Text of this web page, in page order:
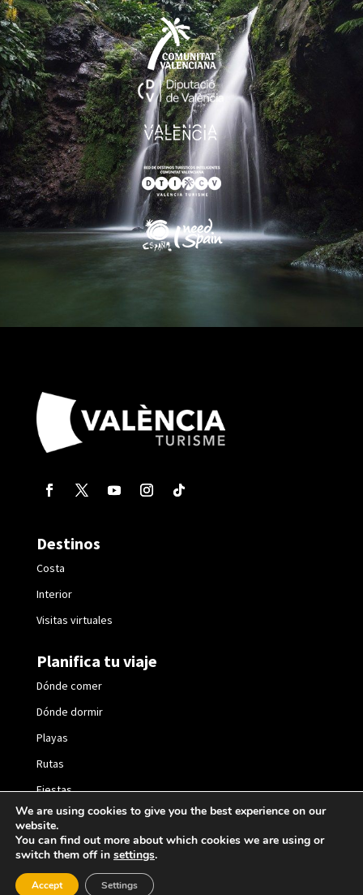
Destinos
Costa
Interior
Visitas virtuales
Planifica tu viaje
Dónde comer
Dónde dormir
Playas
Rutas
Fiestas
2021 © València Turisme |
We are using cookies to give you the best experience on our
website.
You can find out more about which cookies we are using or
switch them off in settings.
Accept Settings